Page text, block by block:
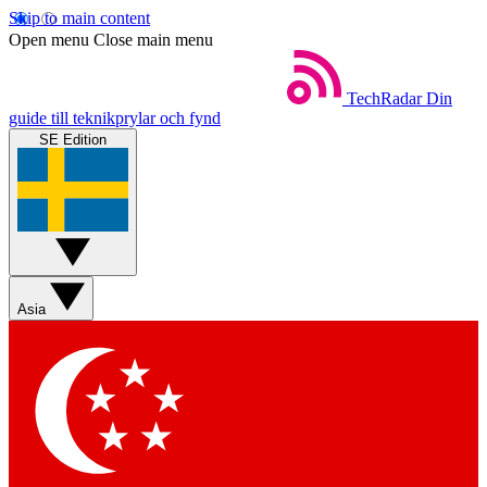
Skip to main content
Open menu Close main menu
TechRadar Din
guide till teknikprylar och fynd
SE Edition
Asia